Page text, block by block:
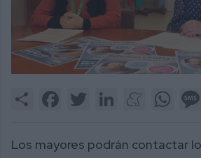
Share FacebookTwitter LinkedInMeneame
Los mayores podrán contactar